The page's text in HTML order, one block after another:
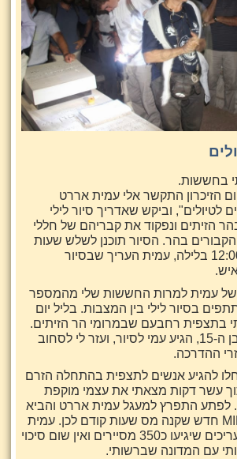
בחששות.
הזיכרון התקשר אלי עמית אררט
לטיולים", וביקש שאדריך סיור לילי
הזיתים ונפקוד את קבריהם של חללי
בהר. הסיור תוכנן לשלש שעות
משעה 21:00- 12:00 בלילה, עמית העריך שבסיור
של עמית למרות החששות שלי מהמספר
בסיור לילי בין המצבות. בליל יום
בתצפית רחבעם שבמרומי הר הזיתים.
נווה, נכדי היקר בן ה-15, הגיע עמי לסיור, ועזר לי לסחוב
ההדרכה.
21:00 החלו להגיע אנשים לתצפית בהתחלה הזרם
עשר דקות מצאתי את עצמי מוקפת
לפתע התפרץ למעגל עמית אררט והביא
עמו מגבר MIPRO חדש שקנה מס שעות קודם לכן. עמית
אמר לי שהם מעריכים שיגיעו כ350 מסיירים ואין שום סיכוי
עם המדונה שברשותי.